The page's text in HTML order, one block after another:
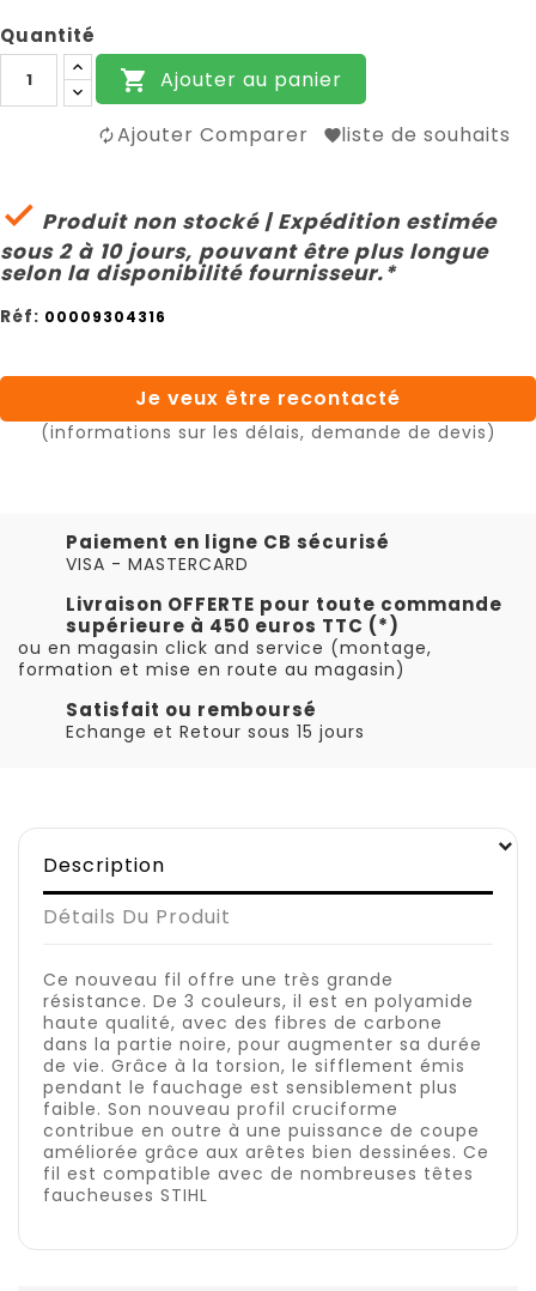
Quantité
 Ajouter au panier
Ajouter Comparer liste de souhaits
 Produit non stocké | Expédition estimée
sous 2 à 10 jours, pouvant être plus longue
selon la disponibilité fournisseur.*
Réf: 00009304316
Je veux être recontacté
(informations sur les délais, demande de devis)
Paiement en ligne CB sécurisé
VISA - MASTERCARD
Livraison OFFERTE pour toute commande
supérieure à 450 euros TTC (*)
ou en magasin click and service (montage,
formation et mise en route au magasin)
Satisfait ou remboursé
Echange et Retour sous 15 jours
Description
Détails Du Produit
Ce nouveau fil offre une très grande
résistance. De 3 couleurs, il est en polyamide
haute qualité, avec des fibres de carbone
dans la partie noire, pour augmenter sa durée
de vie. Grâce à la torsion, le sifflement émis
pendant le fauchage est sensiblement plus
faible. Son nouveau profil cruciforme
contribue en outre à une puissance de coupe
améliorée grâce aux arêtes bien dessinées. Ce
fil est compatible avec de nombreuses têtes
faucheuses STIHL